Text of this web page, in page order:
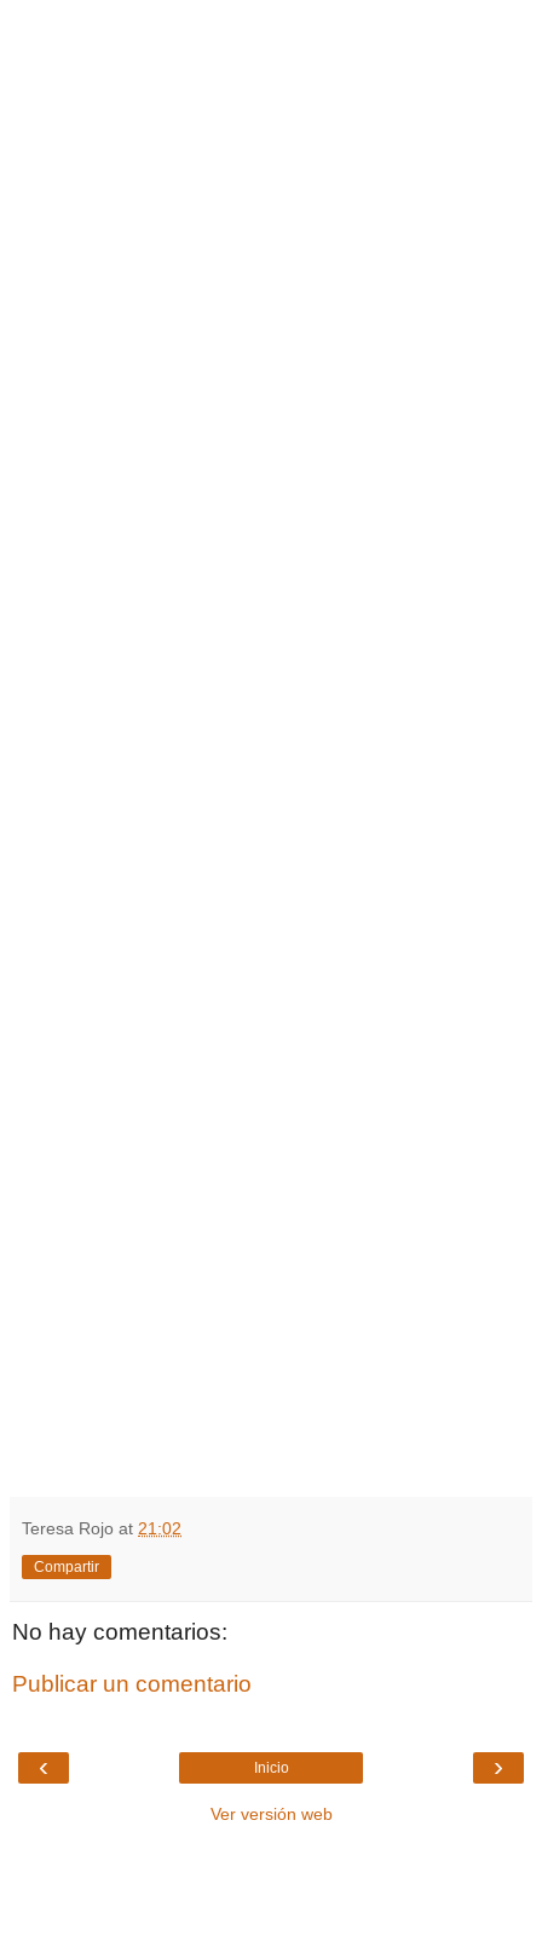
Teresa Rojo at 21:02
Compartir
No hay comentarios:
Publicar un comentario
‹ ›
Inicio
Ver versión web